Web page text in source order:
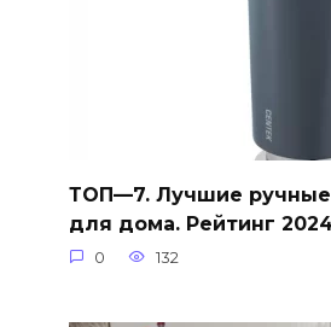
ТОП—7. Лучшие
для дома. Рейтинг
0 132